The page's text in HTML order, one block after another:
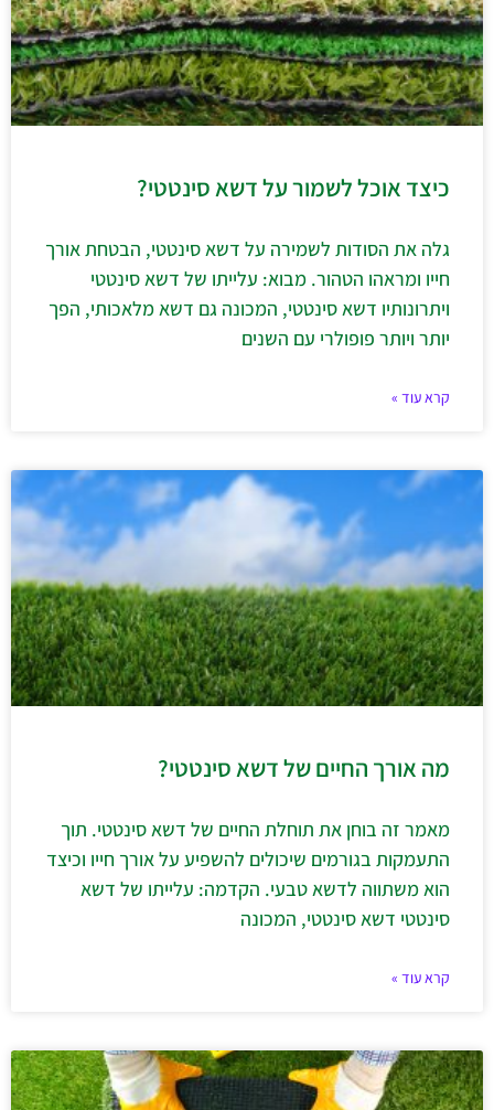
כיצד אוכל לשמור על דשא סינטטי?
גלה את הסודות לשמירה על דשא סינטטי, הבטחת אורך
חייו ומראהו הטהור. מבוא: עלייתו של דשא סינטטי
ויתרונותיו דשא סינטטי, המכונה גם דשא מלאכותי, הפך
יותר ויותר פופולרי עם השנים
קרא עוד »
מה אורך החיים של דשא סינטטי?
מאמר זה בוחן את תוחלת החיים של דשא סינטטי. תוך
התעמקות בגורמים שיכולים להשפיע על אורך חייו וכיצד
הוא משתווה לדשא טבעי. הקדמה: עלייתו של דשא
סינטטי דשא סינטטי, המכונה
קרא עוד »